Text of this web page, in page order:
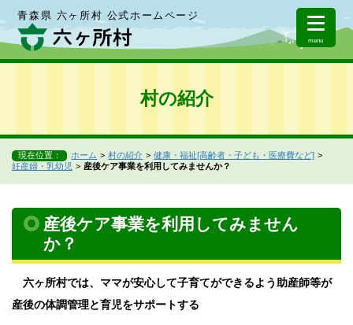
青森県 六ヶ所村 公式ホームページ
menu
村の紹介
現在位置： ホーム 村の紹介
健康・福祉[高齢者・子ども・医療費など]
妊産婦・乳幼児
産後ケア事業を利用してみませんか？
産後ケア事業を利用してみません
か？
六ヶ所村では、ママが安心して子育てができるよう助産師等が
産後の体調管理と育児をサポートする